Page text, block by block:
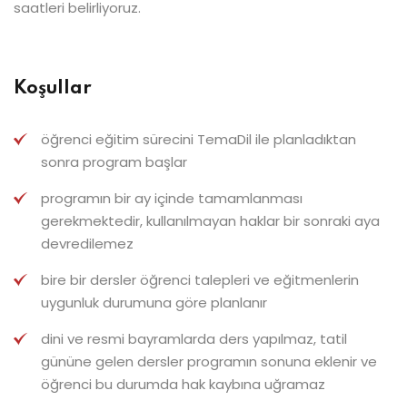
saatleri belirliyoruz.
Koşullar
öğrenci eğitim sürecini TemaDil ile planladıktan
sonra program başlar
programın bir ay içinde tamamlanması
gerekmektedir, kullanılmayan haklar bir sonraki aya
devredilemez
bire bir dersler öğrenci talepleri ve eğitmenlerin
uygunluk durumuna göre planlanır
dini ve resmi bayramlarda ders yapılmaz, tatil
gününe gelen dersler programın sonuna eklenir ve
öğrenci bu durumda hak kaybına uğramaz